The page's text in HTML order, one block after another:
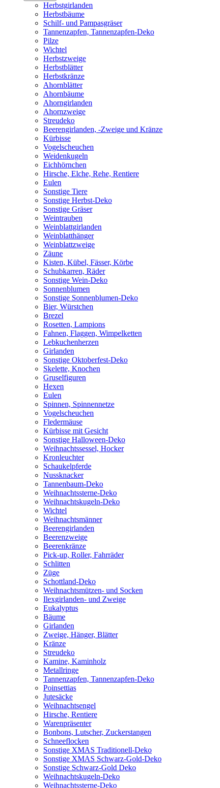
Herbstgirlanden
Herbstbäume
Schilf- und Pampasgräser
Tannenzapfen, Tannenzapfen-Deko
Pilze
Wichtel
Herbstzweige
Herbstblätter
Herbstkränze
Ahornblätter
Ahornbäume
Ahorngirlanden
Ahornzweige
Streudeko
Beerengirlanden, -Zweige und Kränze
Kürbisse
Vogelscheuchen
Weidenkugeln
Eichhörnchen
Hirsche, Elche, Rehe, Rentiere
Eulen
Sonstige Tiere
Sonstige Herbst-Deko
Sonstige Gräser
Weintrauben
Weinblattgirlanden
Weinblatthänger
Weinblattzweige
Zäune
Kisten, Kübel, Fässer, Körbe
Schubkarren, Räder
Sonstige Wein-Deko
Sonnenblumen
Sonstige Sonnenblumen-Deko
Bier, Würstchen
Brezel
Rosetten, Lampions
Fahnen, Flaggen, Wimpelketten
Lebkuchenherzen
Girlanden
Sonstige Oktoberfest-Deko
Skelette, Knochen
Gruselfiguren
Hexen
Eulen
Spinnen, Spinnennetze
Vogelscheuchen
Fledermäuse
Kürbisse mit Gesicht
Sonstige Halloween-Deko
Weihnachtssessel, Hocker
Kronleuchter
Schaukelpferde
Nussknacker
Tannenbaum-Deko
Weihnachtssterne-Deko
Weihnachtskugeln-Deko
Wichtel
Weihnachtsmänner
Beerengirlanden
Beerenzweige
Beerenkränze
Pick-up, Roller, Fahrräder
Schlitten
Züge
Schottland-Deko
Weihnachtsmützen- und Socken
Ilexgirlanden- und Zweige
Eukalyptus
Bäume
Girlanden
Zweige, Hänger, Blätter
Kränze
Streudeko
Kamine, Kaminholz
Metallringe
Tannenzapfen, Tannenzapfen-Deko
Poinsettias
Jutesäcke
Weihnachtsengel
Hirsche, Rentiere
Warenpräsenter
Bonbons, Lutscher, Zuckerstangen
Schneeflocken
Sonstige XMAS Traditionell-Deko
Sonstige XMAS Schwarz-Gold-Deko
Sonstige Schwarz-Gold Deko
Weihnachtskugeln-Deko
Weihnachtssterne-Deko